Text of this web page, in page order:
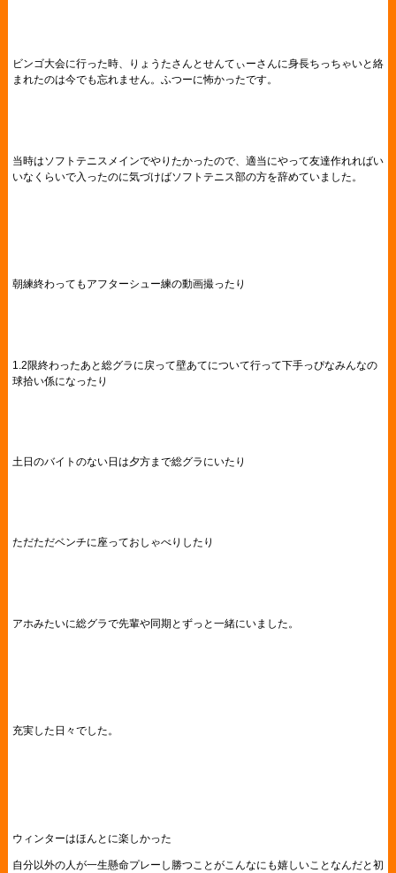
ビンゴ大会に行った時、りょうたさんとせんてぃーさんに身長ちっちゃいと絡
まれたのは今でも忘れません。ふつーに怖かったです。
当時はソフトテニスメインでやりたかったので、適当にやって友達作れればい
いなくらいで入ったのに気づけばソフトテニス部の方を辞めていました。
朝練終わってもアフターシュー練の動画撮ったり
1.2限終わったあと総グラに戻って壁あてについて行って下手っぴなみんなの
球拾い係になったり
土日のバイトのない日は夕方まで総グラにいたり
ただただベンチに座っておしゃべりしたり
アホみたいに総グラで先輩や同期とずっと一緒にいました。
充実した日々でした。
ウィンターはほんとに楽しかった
自分以外の人が一生懸命プレーし勝つことがこんなにも嬉しいことなんだと初